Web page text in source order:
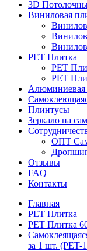
3D
Виниловая
PET Плитка
PET
PET
Алюминиевая
Плинтусы
Зеркало на
ОПТ
Отзывы
FAQ
Контакты
Главная
PET Плитка
PET Плитка
за 1 шт. (PET-